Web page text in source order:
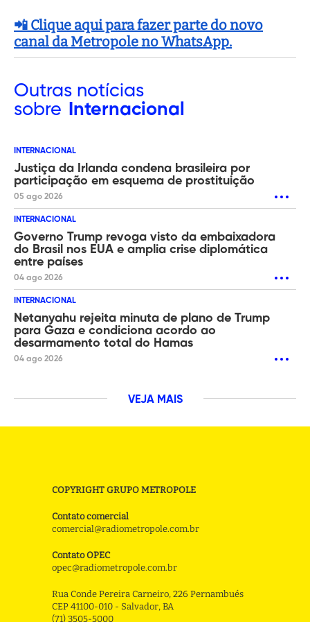
📲 Clique aqui para fazer parte do novo
canal da Metropole no WhatsApp.
Outras notícias
sobre
Internacional
INTERNACIONAL
Justiça da Irlanda condena brasileira por
participação em esquema de prostituição
05 ago 2026
INTERNACIONAL
Governo Trump revoga visto da embaixadora
do Brasil nos EUA e amplia crise diplomática
entre países
04 ago 2026
INTERNACIONAL
Netanyahu rejeita minuta de plano de Trump
para Gaza e condiciona acordo ao
desarmamento total do Hamas
04 ago 2026
VEJA MAIS
COPYRIGHT GRUPO METROPOLE
Contato comercial
comercial@radiometropole.com.br
Contato OPEC
opec@radiometropole.com.br
Rua Conde Pereira Carneiro, 226 Pernambués
CEP 41100-010 - Salvador, BA
(71) 3505-5000